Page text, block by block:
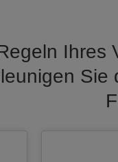
Ihres
Sie